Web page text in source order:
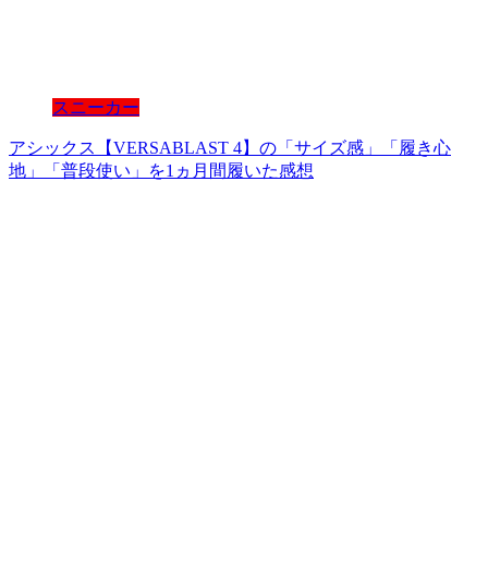
スニーカー
アシックス【VERSABLAST 4】の「サイズ感」「履き心
地」「普段使い」を1ヵ月間履いた感想